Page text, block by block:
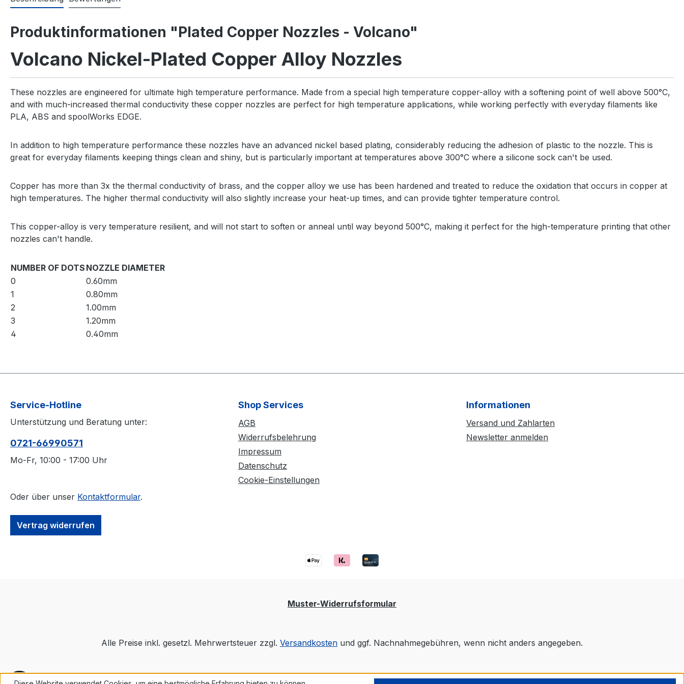
Werkzeugleiste anzeigen
Produktinformationen "Plated Copper Nozzles - Volcano"
Volcano Nickel-Plated Copper Alloy Nozzles
These nozzles are engineered for ultimate high temperature performance. Made from a special high temperature copper-alloy with a softening point of well above 500°C,
and with much-increased thermal conductivity these copper nozzles are perfect for high temperature applications, while working perfectly with everyday filaments like
PLA, ABS and spoolWorks EDGE.
In addition to high temperature performance these nozzles have an advanced nickel based plating, considerably reducing the adhesion of plastic to the nozzle. This is
great for everyday filaments keeping things clean and shiny, but is particularly important at temperatures above 300°C where a silicone sock can't be used.
Copper has more than 3x the thermal conductivity of brass, and the copper alloy we use has been hardened and treated to reduce the oxidation that occurs in copper at
high temperatures. The higher thermal conductivity will also slightly increase your heat-up times, and can provide tighter temperature control.
This copper-alloy is very temperature resilient, and will not start to soften or anneal until way beyond 500°C, making it perfect for the high-temperature printing that other
nozzles can't handle.
NUMBER OF DOTS NOZZLE DIAMETER
0
0.60mm
1
0.80mm
2
1.00mm
3
1.20mm
4
0.40mm
Service-Hotline
Unterstützung und Beratung unter:
0721-66990571
Mo-Fr, 10:00 - 17:00 Uhr
Oder über unser Kontaktformular.
Vertrag widerrufen
Shop Services
AGB
Widerrufsbelehrung
Impressum
Datenschutz
Cookie-Einstellungen
Informationen
Versand und Zahlarten
Newsletter anmelden
Muster-Widerrufsformular
Alle Preise inkl. gesetzl. Mehrwertsteuer zzgl. Versandkosten und ggf. Nachnahmegebühren, wenn nicht anders angegeben.